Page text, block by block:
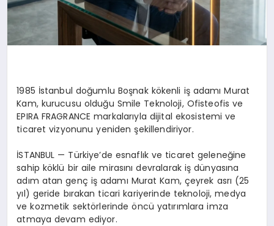
1985 İstanbul doğumlu Boşnak kökenli iş adamı Murat
Kam, kurucusu olduğu Smile Teknoloji, Ofisteofis ve
EPIRA FRAGRANCE markalarıyla dijital ekosistemi ve
ticaret vizyonunu yeniden şekillendiriyor.
İSTANBUL — Türkiye’de esnaflık ve ticaret geleneğine
sahip köklü bir aile mirasını devralarak iş dünyasına
adım atan genç iş adamı Murat Kam, çeyrek asrı (25
yıl) geride bırakan ticari kariyerinde teknoloji, medya
ve kozmetik sektörlerinde öncü yatırımlara imza
atmaya devam ediyor.